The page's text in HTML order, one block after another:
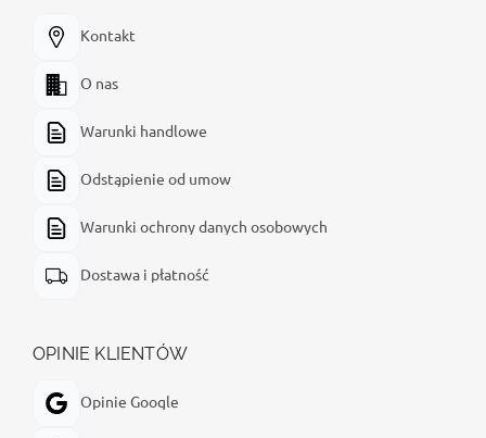
Kontakt
O nas
Warunki handlowe
Odstąpienie od umow
Warunki ochrony danych osobowych
Dostawa i płatność
OPINIE KLIENTÓW
Opinie Google